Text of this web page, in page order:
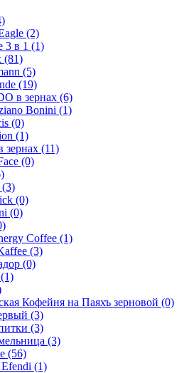
(2)
3 в 1 (1)
(81)
(5)
(19)
в зернах (6)
Bonini (1)
(0)
(1)
зернах (11)
(0)
(3)
(0)
(0)
Coffee (1)
(3)
(0)
(1)
Кофейня на Паяхъ зерновой (0)
(3)
(3)
(3)
(56)
(1)